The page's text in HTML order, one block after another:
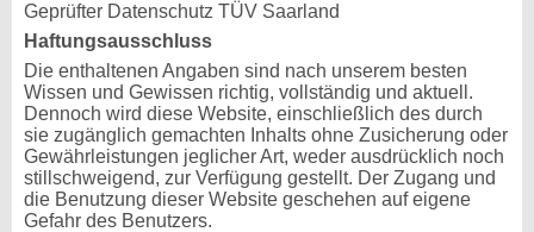
Geprüfter Datenschutz TÜV Saarland
Haftungsausschluss
Die enthaltenen Angaben sind nach unserem besten
Wissen und Gewissen richtig, vollständig und aktuell.
Dennoch wird diese Website, einschließlich des durch
sie zugänglich gemachten Inhalts ohne Zusicherung oder
Gewährleistungen jeglicher Art, weder ausdrücklich noch
stillschweigend, zur Verfügung gestellt. Der Zugang und
die Benutzung dieser Website geschehen auf eigene
Gefahr des Benutzers.